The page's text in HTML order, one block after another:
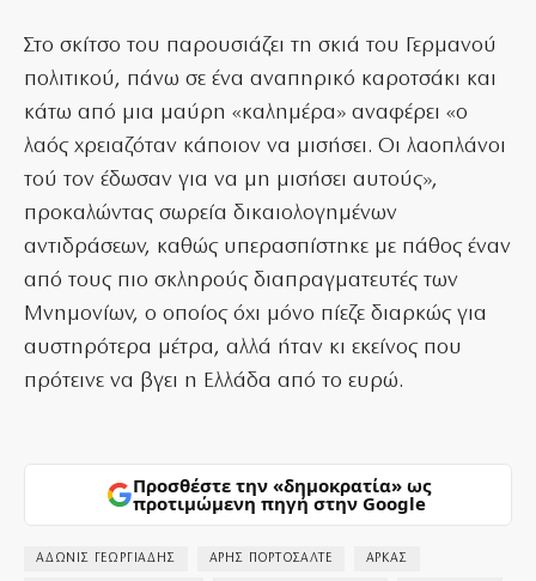
Στο σκίτσο του παρουσιάζει τη σκιά του Γερμανού
πολιτικού, πάνω σε ένα αναπηρικό καροτσάκι και
κάτω από μια μαύρη «καλημέρα» αναφέρει «ο
λαός χρειαζόταν κάποιον να μισήσει. Οι λαοπλάνοι
τού τον έδωσαν για να μη μισήσει αυτούς»,
προκαλώντας σωρεία δικαιολογημένων
αντιδράσεων, καθώς υπερασπίστηκε με πάθος έναν
από τους πιο σκληρούς διαπραγματευτές των
Μνημονίων, ο οποίος όχι μόνο πίεζε διαρκώς για
αυστηρότερα μέτρα, αλλά ήταν κι εκείνος που
πρότεινε να βγει η Ελλάδα από το ευρώ.
Προσθέστε την «δημοκρατία» ως
προτιμώμενη πηγή στην Google
ΑΔΩΝΙΣ ΓΕΩΡΓΙΑΔΗΣ ΑΡΗΣ ΠΟΡΤΟΣΑΛΤΕ ΑΡΚΑΣ